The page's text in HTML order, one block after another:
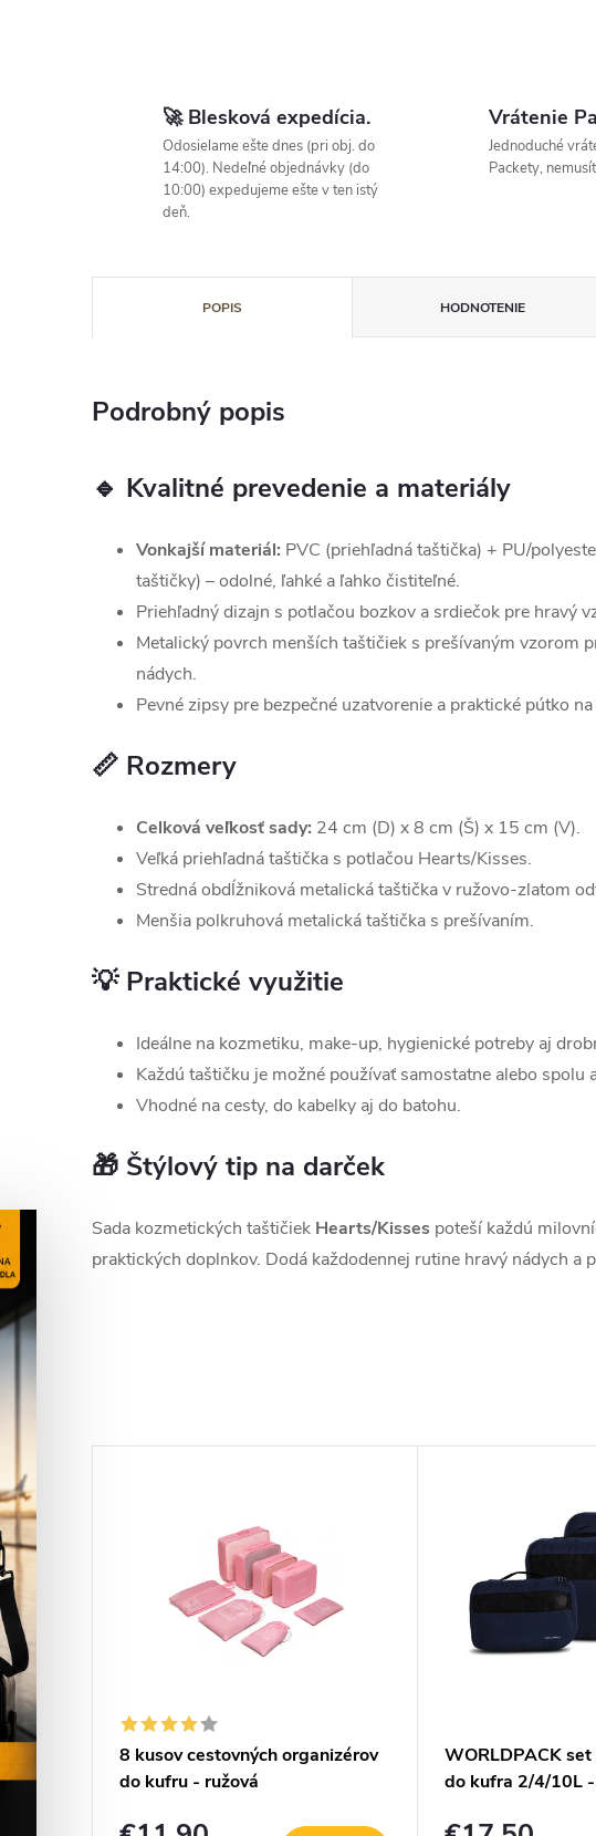
🚀 Blesková expedícia.
Odosielame ešte dnes (pri obj. do
14:00). Nedeľné objednávky (do
10:00) expedujeme ešte v ten istý
deň.
Vrátenie
Jednoduché
Packety,
POPIS HODNOTENIE
Podrobný popis
🔹 Kvalitné prevedenie a materiály
Vonkajší materiál: PVC (priehľadná taštička) + PU/
taštičky) – odolné, ľahké a ľahko čistiteľné.
Priehľadný dizajn s potlačou bozkov a srdiečok pre hravý
Metalický povrch menších taštičiek s prešívaným vzorom
nádych.
Pevné zipsy pre bezpečné uzatvorenie a praktické pútko
📏 Rozmery
Celková veľkosť sady: 24 cm (D) x 8 cm (Š) x 15 cm (V).
Veľká priehľadná taštička s potlačou Hearts/Kisses.
Stredná obdĺžniková metalická taštička v ružovo-zlatom
Menšia polkruhová metalická taštička s prešívaním.
💡 Praktické využitie
Ideálne na kozmetiku, make-up, hygienické potreby aj
Každú taštičku je možné používať samostatne alebo spolu
Vhodné na cesty, do kabelky aj do batohu.
🎁 Štýlový tip na darček
Sada kozmetických taštičiek Hearts/Kisses poteší každú
praktických doplnkov. Dodá každodennej rutine hravý nádych a
€13,50
–8 %
8 kusov cestovných organizérov
do kufru - ružová
WORLDPACK
do kufra 2/4/10L